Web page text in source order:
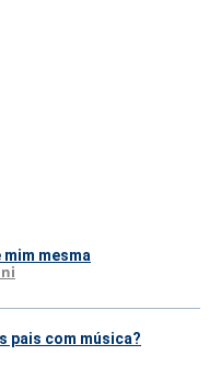
mesma
pais com música?